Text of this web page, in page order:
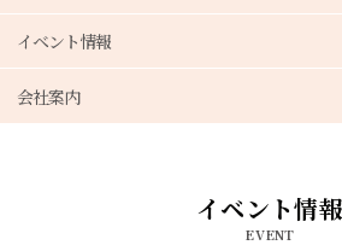
イベント情報
会社案内
イベント情報
EVENT